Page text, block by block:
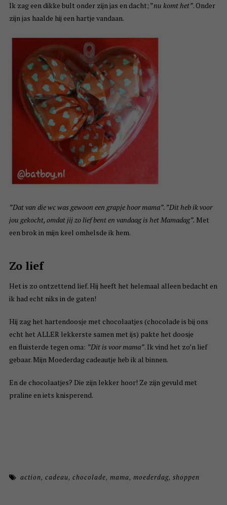
Ik zag een dikke bult onder zijn jas en dacht; ”nu komt het”. Onder
zijn jas haalde hij een hartje vandaan.
”Dat van die wc was gewoon een grapje hoor mama”. ”Dit heb ik voor
jou gekocht, omdat jij zo lief bent en vandaag is het Mamadag”. Met
een brok in mijn keel omhelsde ik hem.
Zo lief
Het is zo ontzettend lief. Hij heeft het helemaal alleen bedacht en
ik had echt niks in de gaten!
Hij zag het hartendoosje met chocolaatjes (chocolade is bij ons
echt het ALLER lekkerste samen met ijs) pakte het doosje
en fluisterde tegen oma: ”Dit is voor mama”. Ik vind het zo’n lief
gebaar. Mijn Moederdag cadeautje heb ik al binnen.
En de chocolaatjes? Die zijn lekker hoor! Ze zijn gevuld met
praline en iets knisperend.
action,cadeau,chocolade,mama,moederdag,shoppen